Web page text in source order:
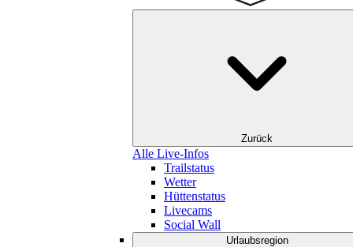
Zurück
Alle Live-Infos
Trailstatus
Wetter
Hüttenstatus
Livecams
Social Wall
Urlaubsregion